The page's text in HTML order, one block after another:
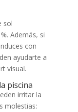
sol
Además, si
con
ayudarte a
visual.
piscina
irritar la
molestias: